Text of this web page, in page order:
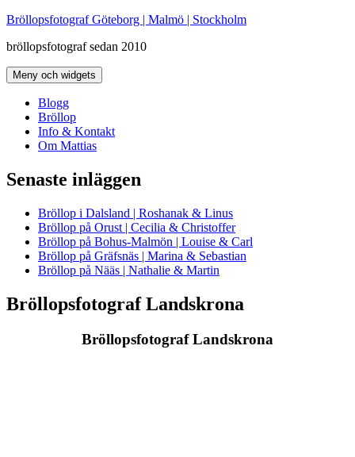
Hoppa
innehåll
Bröllopsfotograf Göteborg | Malmö | Stockholm
bröllopsfotograf sedan 2010
Meny och widgets
Blogg
Bröllop
Info & Kontakt
Om Mattias
Senaste inläggen
Bröllop i Dalsland | Roshanak & Linus
Bröllop på Orust | Cecilia & Christoffer
Bröllop på Bohus-Malmön | Louise & Carl
Bröllop på Gräfsnäs | Marina & Sebastian
Bröllop på Nääs | Nathalie & Martin
Bröllopsfotograf Landskrona
Bröllopsfotograf Landskrona